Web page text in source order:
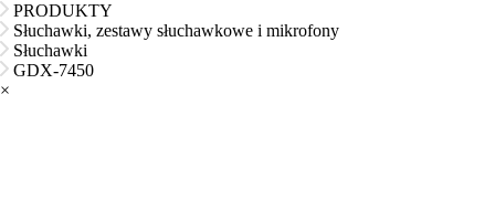
PRODUKTY
Słuchawki, zestawy słuchawkowe i mikrofony
Słuchawki
GDX-7450
×